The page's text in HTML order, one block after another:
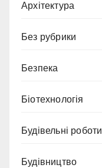
Архітектура
Без рубрики
Безпека
Біотехнологія
Будівельні роботи
Будівництво